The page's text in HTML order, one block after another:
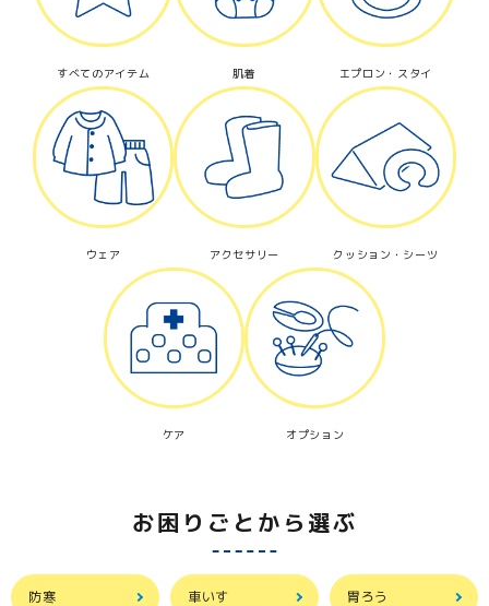
検索する
すべてのアイテム 肌着 エプロン・スタイ
ウェア アクセサリー クッション・シーツ
ケア オプション
お困りごとから選ぶ
防寒 車いす 胃ろう